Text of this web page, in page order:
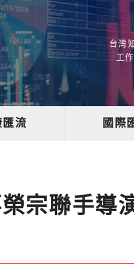
台灣
工
匯流 國際
榮宗聯手